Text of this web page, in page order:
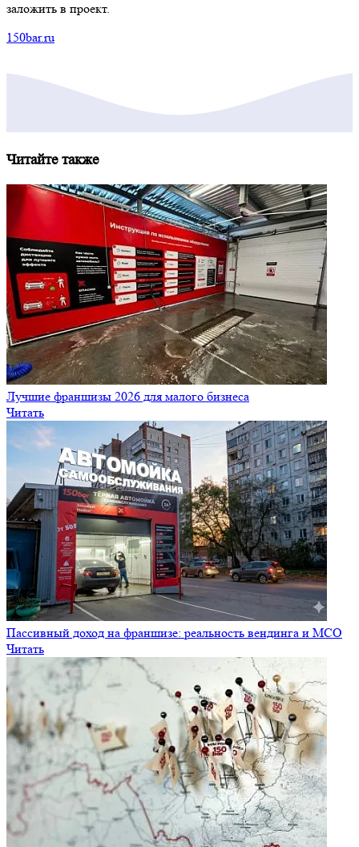
заложить в проект.
150bar.ru
Читайте также
Лучшие франшизы 2026 для малого бизнеса
Читать
Пассивный доход на франшизе: реальность вендинга и МСО
Читать